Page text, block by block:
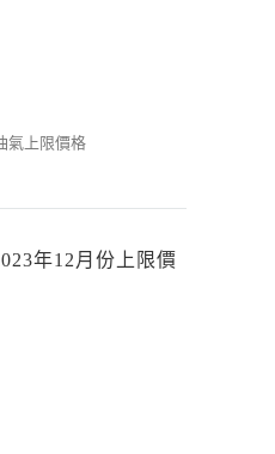
氣上限價格
年12月份上限價